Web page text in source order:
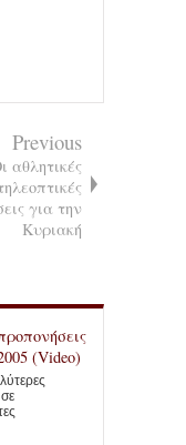
Previous
αθλητικές
για την
Κυριακή
(Video)